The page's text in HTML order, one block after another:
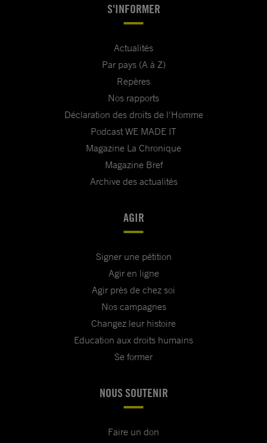
S'INFORMER
Actualités
Par pays (A à Z)
Repères
Nos rapports
Déclaration des droits de l'Homme
Podcast WE MADE IT
Magazine La Chronique
Magazine Bref
Archive des actualités
AGIR
Signer une pétition
Agir en ligne
Agir près de chez soi
Nos campagnes
Changez leur histoire
Education aux droits humains
Se former
NOUS SOUTENIR
Faire un don